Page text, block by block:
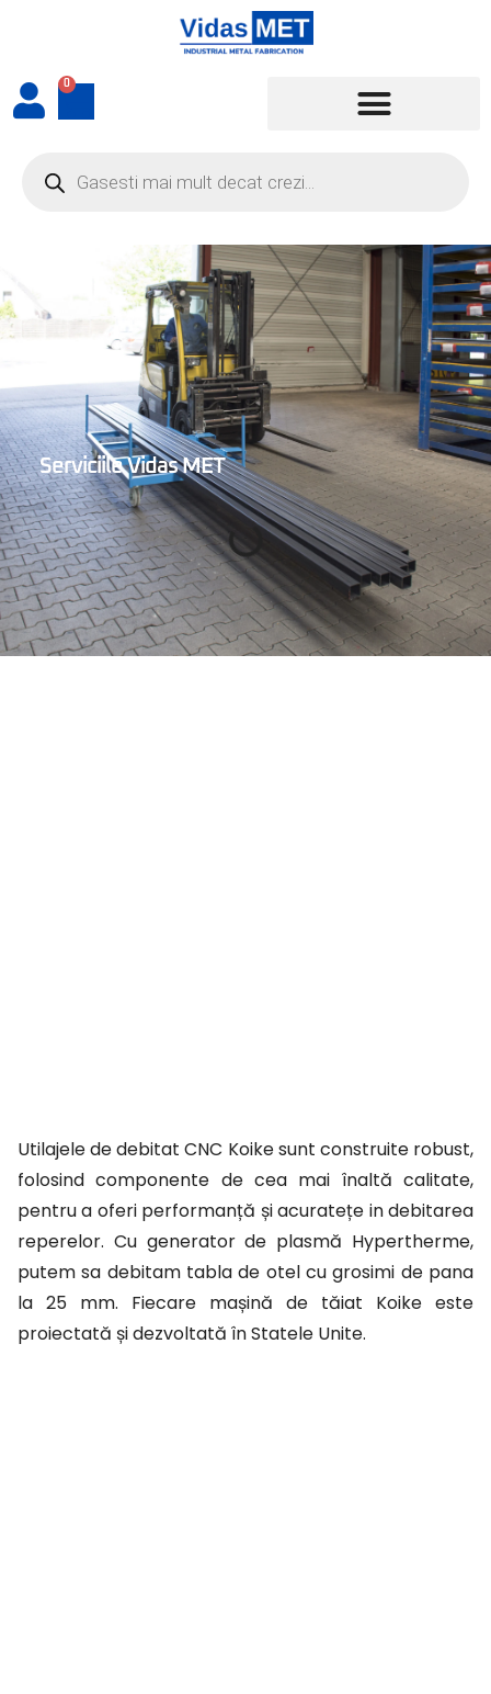
0
Serviciile Vidas MET
Utilajele de debitat CNC Koike sunt construite robust,
folosind componente de cea mai înaltă calitate,
pentru a oferi performanță și acuratețe in debitarea
reperelor. Cu generator de plasmă Hypertherme,
putem sa debitam tabla de otel cu grosimi de pana
la 25 mm. Fiecare mașină de tăiat Koike este
proiectată și dezvoltată în Statele Unite.